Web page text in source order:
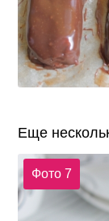
Еще
Фото 7